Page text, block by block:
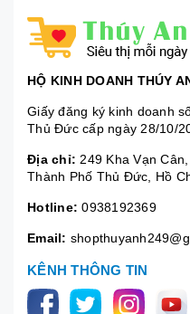
HỘ KINH DOANH THÚY
Giấy đăng ký kinh doanh
Thủ Đức cấp ngày 28/10/
Địa chỉ: 249 Kha Vạn
Thành Phố Thủ Đức, Hồ
Hotline: 0938192369
Email:
KÊNH THÔNG TIN